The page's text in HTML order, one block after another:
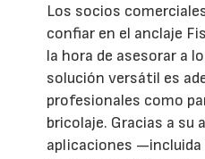
Los socios
confiar en el anclaje
la hora de asesorar a
solución versátil es
profesionales como
bricolaje. Gracias a su
aplicaciones